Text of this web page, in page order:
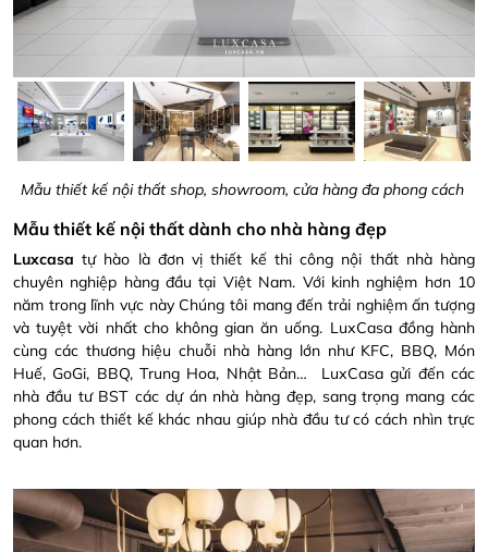
Mẫu thiết kế nội thất shop, showroom, cửa hàng đa phong cách
Mẫu thiết kế nội thất dành cho nhà hàng đẹp
Luxcasa tự hào là đơn vị thiết kế thi công nội thất nhà hàng
chuyên nghiệp hàng đầu tại Việt Nam. Với kinh nghiệm hơn 10
năm trong lĩnh vực này Chúng tôi mang đến trải nghiệm ấn tượng
và tuyệt vời nhất cho không gian ăn uống. LuxCasa đồng hành
cùng các thương hiệu chuỗi nhà hàng lớn như KFC, BBQ, Món
Huế, GoGi, BBQ, Trung Hoa, Nhật Bản… LuxCasa gửi đến các
nhà đầu tư BST các dự án nhà hàng đẹp, sang trọng mang các
phong cách thiết kế khác nhau giúp nhà đầu tư có cách nhìn trực
quan hơn.